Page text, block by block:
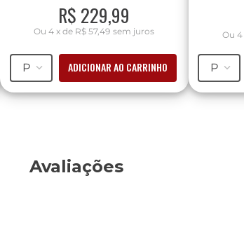
R$ 229,99
Ou4 x de R$ 57,49 sem juros
P ADICIONAR AO CARRINHO
Ou 4
P
Avaliações